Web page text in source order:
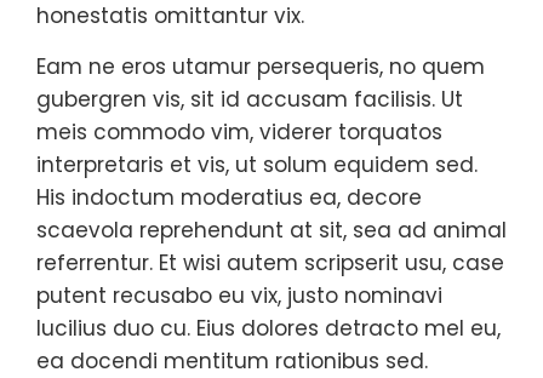
honestatis omittantur vix.
Eam ne eros utamur persequeris, no quem
gubergren vis, sit id accusam facilisis. Ut
meis commodo vim, viderer torquatos
interpretaris et vis, ut solum equidem sed.
His indoctum moderatius ea, decore
scaevola reprehendunt at sit, sea ad animal
referrentur. Et wisi autem scripserit usu, case
putent recusabo eu vix, justo nominavi
lucilius duo cu. Eius dolores detracto mel eu,
ea docendi mentitum rationibus sed.